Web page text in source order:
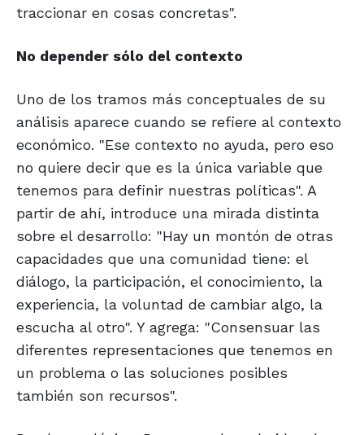
traccionar en cosas concretas".
No depender sólo del contexto
Uno de los tramos más conceptuales de su
análisis aparece cuando se refiere al contexto
económico. "Ese contexto no ayuda, pero eso
no quiere decir que es la única variable que
tenemos para definir nuestras políticas". A
partir de ahí, introduce una mirada distinta
sobre el desarrollo: "Hay un montón de otras
capacidades que una comunidad tiene: el
diálogo, la participación, el conocimiento, la
experiencia, la voluntad de cambiar algo, la
escucha al otro". Y agrega: "Consensuar las
diferentes representaciones que tenemos en
un problema o las soluciones posibles
también son recursos".